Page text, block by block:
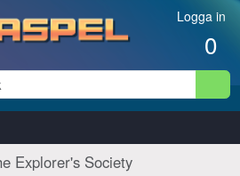
Logga in
0
Explorer's Society